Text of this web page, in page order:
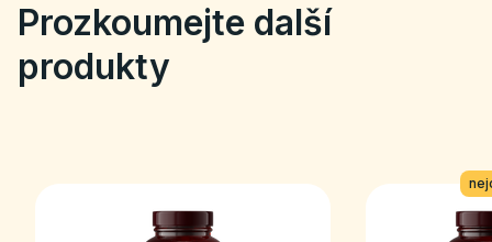
Prozkoumejte další
produkty